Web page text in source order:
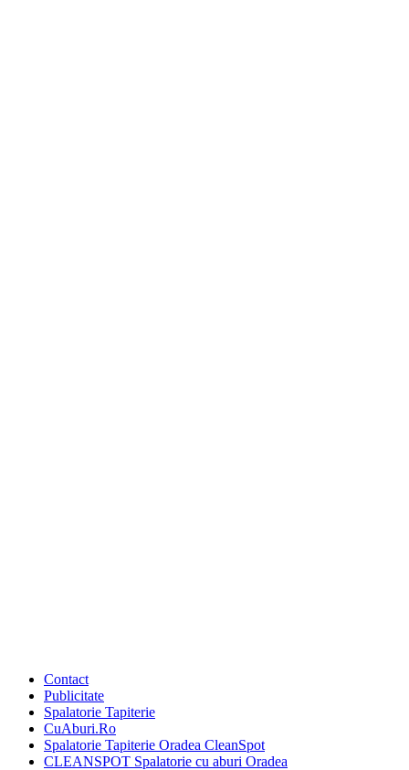
Contact
Publicitate
Spalatorie Tapiterie
CuAburi.Ro
Spalatorie Tapiterie Oradea CleanSpot
CLEANSPOT Spalatorie cu aburi Oradea